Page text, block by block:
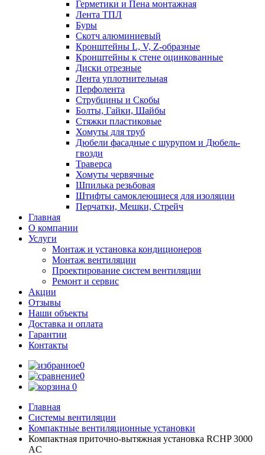
Герметики и Пена монтажная
Лента ТПЛ
Буры
Скотч алюминиевый
Кронштейны L, V, Z-образные
Кронштейны к стене оцинкованные
Диски отрезные
Лента уплотнительная
Перфолента
Струбцины и Скобы
Болты, Гайки, Шайбы
Стяжки пластиковые
Хомуты для труб
Дюбели фасадные с шурупом и Дюбель-
гвозди
Траверса
Хомуты червячные
Шпилька резьбовая
Штифты самоклеющиеся для изоляции
Перчатки, Мешки, Стрейч
Главная
О компании
Услуги
Монтаж и установка кондиционеров
Монтаж вентиляции
Проектирование систем вентиляции
Ремонт и сервис
Акции
Отзывы
Наши объекты
Доставка и оплата
Гарантии
Контакты
0
0
0
Главная
Системы вентиляции
Компактные вентиляционные установки
Компактная приточно-вытяжная установка RCHP 3000
AC